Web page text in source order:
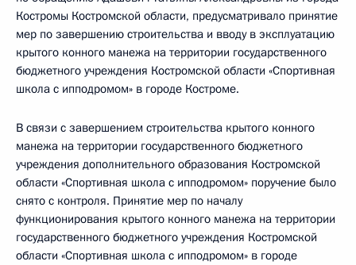
Костромы Костромской области, предусматривало принятие
мер по завершению строительства и вводу в эксплуатацию
крытого конного манежа на территории государственного
бюджетного учреждения Костромской области «Спортивная
школа с ипподромом» в городе Костроме.
В связи с завершением строительства крытого конного
манежа на территории государственного бюджетного
учреждения дополнительного образования Костромской
области «Спортивная школа с ипподромом» поручение было
снято с контроля. Принятие мер по началу
функционирования крытого конного манежа на территории
государственного бюджетного учреждения Костромской
области «Спортивная школа с ипподромом» в городе